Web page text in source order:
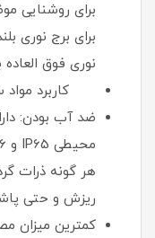
برای روشنایی
برای برج نوری
نوری فوق العاده
کاربرد مواد
ضد آب بودن:
هر گونه ذرات
ریزش و حتی
کمترین میزان